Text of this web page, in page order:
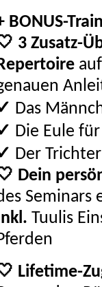
BONUS-
3 Zusatz-
Das
Die Eule
Der
Dein
Seminars
Tuulis
Lifetime-